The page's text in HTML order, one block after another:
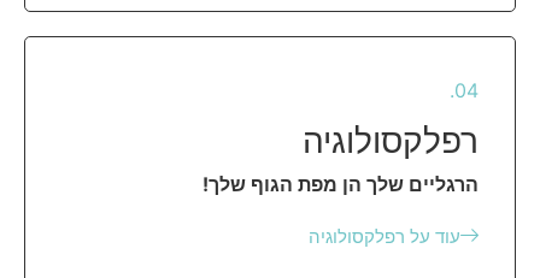
04.
רפלקסולוגיה
הרגליים שלך הן מפת הגוף שלך!
עוד על רפלקסולוגיה